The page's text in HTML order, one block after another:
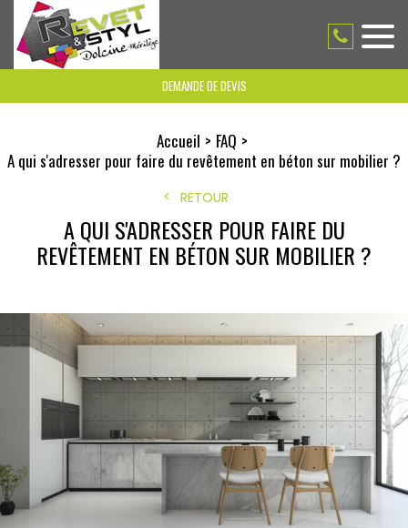
DEMANDE DE DEVIS
Accueil
FAQ
A qui s'adresser pour faire du revêtement en béton sur mobilier ?
RETOUR
A QUI S'ADRESSER POUR FAIRE DU
REVÊTEMENT EN BÉTON SUR MOBILIER ?